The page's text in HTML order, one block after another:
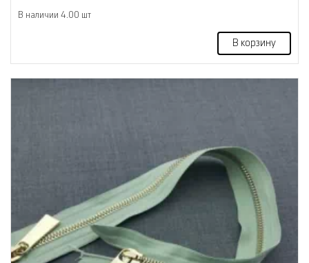
В наличии 4.00 шт
В корзину